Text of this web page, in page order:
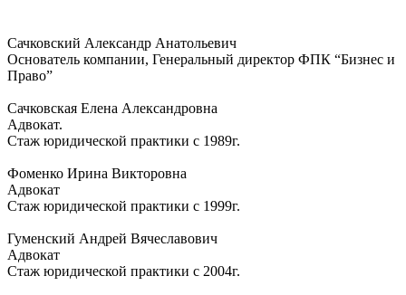
Сачковский Александр Анатольевич
Основатель компании, Генеральный директор ФПК “Бизнес и
Право”
Сачковская Елена Александровна
Адвокат.
Стаж юридической практики с 1989г.
Фоменко Ирина Викторовна
Адвокат
Стаж юридической практики с 1999г.
Гуменский Андрей Вячеславович
Адвокат
Стаж юридической практики с 2004г.